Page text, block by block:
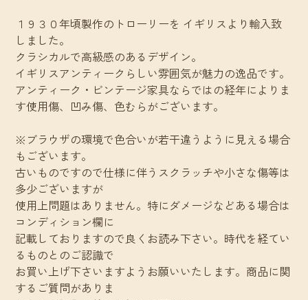
１９３０年頃製作のトローリーを イギリスより輸入致
しました。
クラシカルで高級感のあるデザイン。
イギリスアンティークらしい雰囲気が魅力の逸品です。
アンティーク・ビンテージ家具ならではの経年によりま
す使用傷、凹み傷、色むらがございます。
※ブラウザの環境で色合いが若干違うように見える場合
もございます。
古いものですので仕様に伴うスクラッチや小さな傷等は
多少ございますが
使用上問題はありません。特にダメージなどある場合は
コンディション欄に
記載しておりますので良くお読み下さい。時代を経てい
るものとのご認識で
お買い上げ下さいますようお願いいたします。商品に関
するご質問がありま